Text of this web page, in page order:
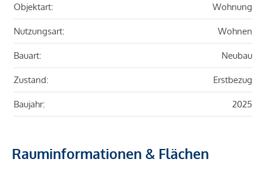
Objektart: Wohnung
Nutzungsart: Wohnen
Bauart: Neubau
Zustand: Erstbezug
Baujahr: 2025
Rauminformationen & Flächen